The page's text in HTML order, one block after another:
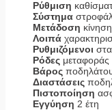
Ρύθμιση
Σύστημα
Μετάδοση
Λοιπά
Ρυθμιζόμενοι
Ρόδες μεταφοράς
Βάρος
Διαστάσεις
Πιστοποίηση
Εγγύηση 2 έτη